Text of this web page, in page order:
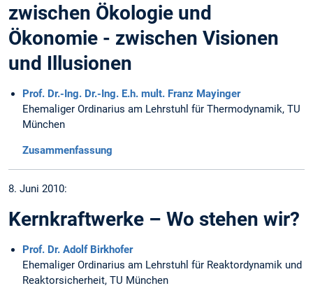
zwischen Ökologie und
Ökonomie - zwischen Visionen
und Illusionen
Prof. Dr.-Ing. Dr.-Ing. E.h. mult. Franz Mayinger
Ehemaliger Ordinarius am Lehrstuhl für Thermodynamik, TU
München
Zusammenfassung
8. Juni 2010:
Kernkraftwerke – Wo stehen wir?
Prof. Dr. Adolf Birkhofer
Ehemaliger Ordinarius am Lehrstuhl für Reaktordynamik und
Reaktorsicherheit, TU München